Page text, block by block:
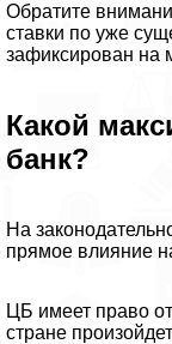
Обратите
ставки по уже
зафиксирован на
Какой
банк?
На
прямое влияние
ЦБ имеет право
стране